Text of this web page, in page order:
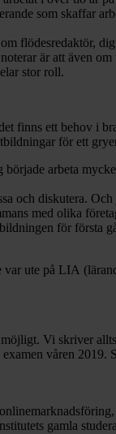
som skaffar
flödesredaktör,
är att även
stor roll.
finns ett behov i
för ett
arbeta
och diskutera.
med olika
för första
ute på LIA
Vi skriver
våren 2019.
gamla